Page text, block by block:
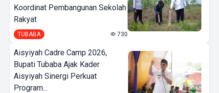
Koordinat Pembangunan Sekolah
Rakyat
TUBABA 730
Aisyiyah Cadre Camp 2026,
Bupati Tubaba Ajak Kader
Aisyiyah Sinergi Perkuat
Program...